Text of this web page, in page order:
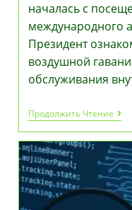
началась с
международного
Президент
воздушной
обслуживания
Продолжить Чтение
В